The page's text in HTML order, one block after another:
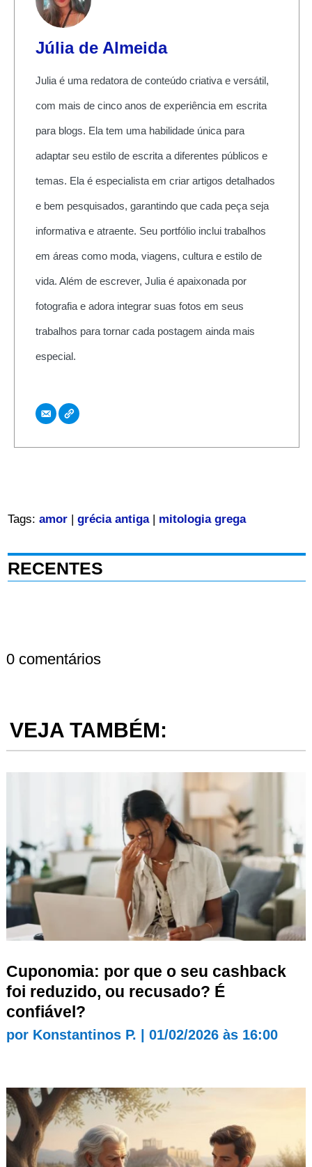
Júlia de Almeida
Julia é uma redatora de conteúdo criativa e versátil,
com mais de cinco anos de experiência em escrita
para blogs. Ela tem uma habilidade única para
adaptar seu estilo de escrita a diferentes públicos e
temas. Ela é especialista em criar artigos detalhados
e bem pesquisados, garantindo que cada peça seja
informativa e atraente. Seu portfólio inclui trabalhos
em áreas como moda, viagens, cultura e estilo de
vida. Além de escrever, Julia é apaixonada por
fotografia e adora integrar suas fotos em seus
trabalhos para tornar cada postagem ainda mais
especial.
Tags: amor| grécia antiga| mitologia grega
RECENTES
0 comentários
VEJA TAMBÉM:
Cuponomia: por que o seu cashback
foi reduzido, ou recusado? É
confiável?
por Konstantinos P. 01/02/2026 às 16:00